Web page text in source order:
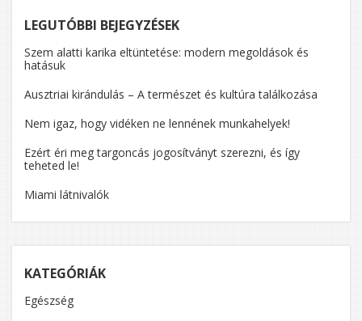
LEGUTÓBBI BEJEGYZÉSEK
Szem alatti karika eltüntetése: modern megoldások és
hatásuk
Ausztriai kirándulás – A természet és kultúra találkozása
Nem igaz, hogy vidéken ne lennének munkahelyek!
Ezért éri meg targoncás jogosítványt szerezni, és így
teheted le!
Miami látnivalók
KATEGÓRIÁK
Egészség